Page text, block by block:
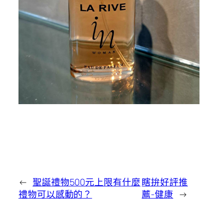
← 聖誕禮物500元上限有什麼
禮物可以感動的？
瞎拚好評推
薦-健康 →